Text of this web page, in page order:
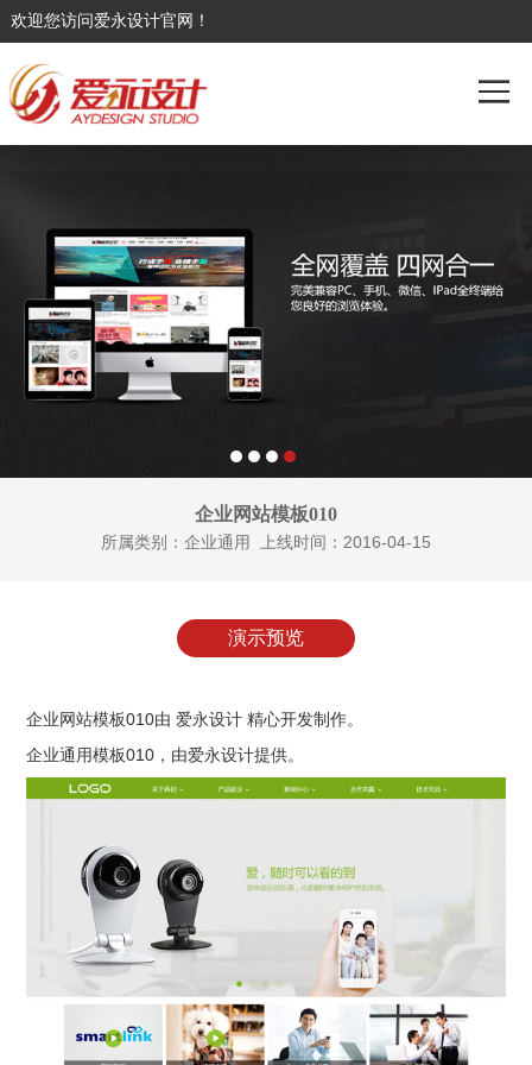
欢迎您访问爱永设计官网！
企业网站模板010
所属类别：企业通用 上线时间：2016-04-15
演示预览
企业网站模板010由 爱永设计 精心开发制作。
企业通用模板010，由爱永设计提供。